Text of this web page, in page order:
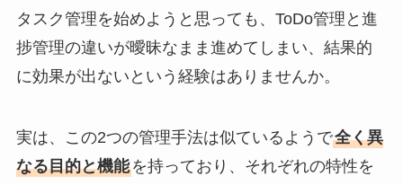
タスク管理を始めようと思っても、ToDo管理と進
捗管理の違いが曖昧なまま進めてしまい、結果的
に効果が出ないという経験はありませんか。
実は、この2つの管理手法は似ているようで全く異
なる目的と機能を持っており、それぞれの特性を